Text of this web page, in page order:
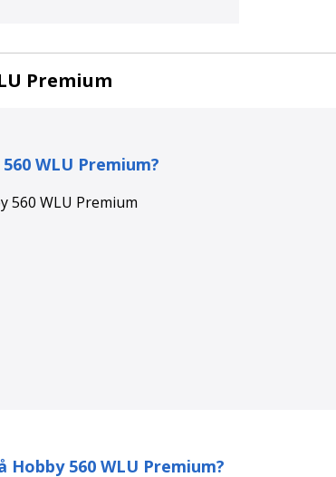
Premium
WLU Premium?
560 WLU Premium
Hobby 560 WLU Premium?